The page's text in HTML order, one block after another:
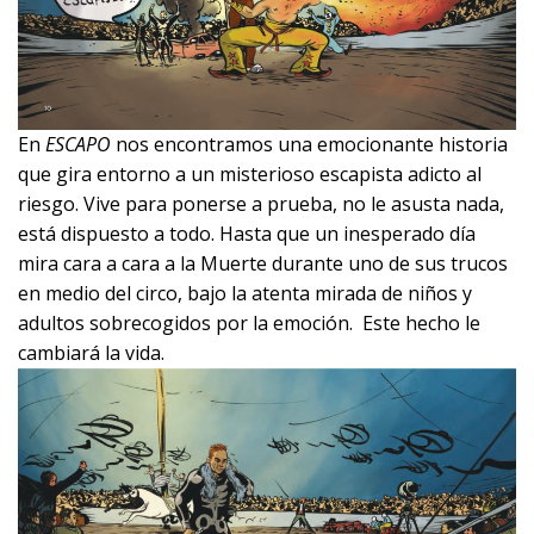
En ESCAPO nos encontramos una emocionante historia
que gira entorno a un misterioso escapista adicto al
riesgo. Vive para ponerse a prueba, no le asusta nada,
está dispuesto a todo. Hasta que un inesperado día
mira cara a cara a la Muerte durante uno de sus trucos
en medio del circo, bajo la atenta mirada de niños y
adultos sobrecogidos por la emoción. Este hecho le
cambiará la vida.